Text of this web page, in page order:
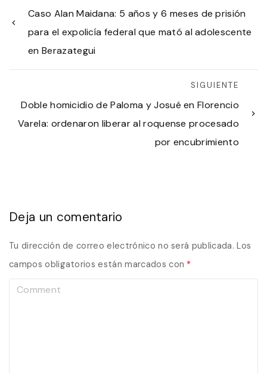
Caso Alan Maidana: 5 años y 6 meses de prisión
para el expolicía federal que mató al adolescente
en Berazategui
SIGUIENTE
Doble homicidio de Paloma y Josué en Florencio
Varela: ordenaron liberar al roquense procesado
por encubrimiento
Deja un comentario
Tu dirección de correo electrónico no será publicada. Los
campos obligatorios están marcados con *